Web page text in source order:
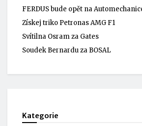
FERDUS bude opět na
Získej triko Petronas AMG F1
Svítilna Osram za Gates
Soudek Bernardu za BOSAL
Kategorie